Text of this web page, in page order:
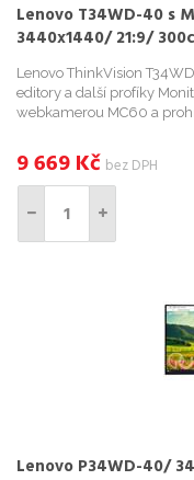
Lenovo T34WD-40 s
3440x1440/ 21:9/
DP/ USB/ RJ45/ VESA/
Lenovo ThinkVision
editory a další profíky
webkamerou MC60 a
9 669Kč bez DPH
Lenovo P34WD-40/